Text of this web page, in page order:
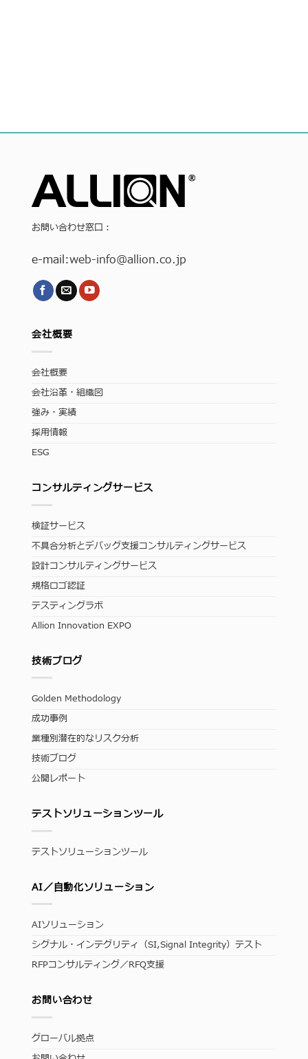
お問い合わせ窓口：
e-mail:web-info@allion.co.jp
会社概要
会社概要
会社沿革・組織図
強み・実績
採用情報
ESG
コンサルティングサービス
検証サービス
不具合分析とデバッグ支援コンサルティングサービス
設計コンサルティングサービス
規格ロゴ認証
テスティングラボ
Allion Innovation EXPO
技術ブログ
Golden Methodology
成功事例
業種別潜在的なリスク分析
技術ブログ
公開レポート
テストソリューションツール
テストソリューションツール
AI／自動化ソリューション
AIソリューション
シグナル・インテグリティ（SI,Signal Integrity）テスト
RFPコンサルティング／RFQ支援
お問い合わせ
グローバル拠点